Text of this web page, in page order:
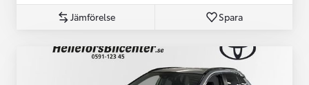
Jämförelse Spara